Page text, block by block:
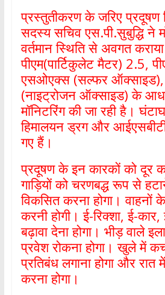
प्रस्तुतीकरण के जरिए प्रदूषण
सदस्य सचिव एस.पी.सुबुद्धि ने
वर्तमान स्थिति से अवगत
पीएम(पार्टिकुलेट मैटर) 2.5,
एसओएक्स (सल्फर
(नाइट्रोजन ऑक्साइड) के
मॉनिटरिंग की जा रही है।
हिमालयन ड्रग और
गए हैं।
प्रदूषण के इन कारकों को दूर
गाड़ियों को चरणबद्ध रूप से
विकसित करना होगा। वाहनों
करनी होगी। ई-रिक्शा, ई-
बढ़ावा देना होगा। भीड़ वाले
प्रवेश रोकना होगा। खुले में
प्रतिबंध लगाना होगा और
करना होगा।